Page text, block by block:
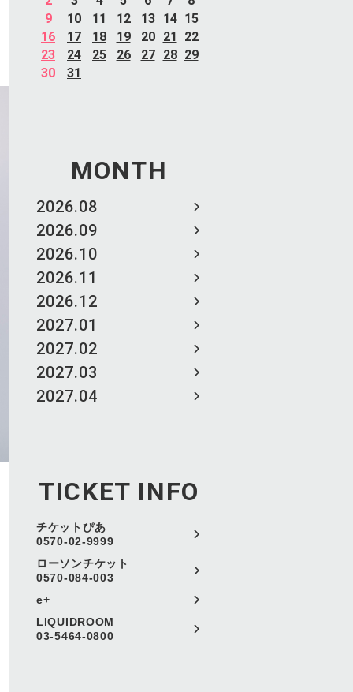
9
10 11 12 13 14 15
16
17 18 19 20 21
22
23
24 25 26 27 28 29
30
31
MONTH
2026.08
2026.09
2026.10
2026.11
2026.12
2027.01
2027.02
2027.03
2027.04
TICKET INFO
チケットぴあ
0570-02-9999
ローソンチケット
0570-084-003
e+
LIQUIDROOM
03-5464-0800